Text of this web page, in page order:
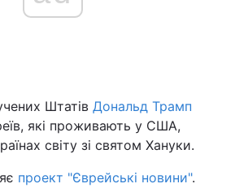
Штатів Дональд Трамп
які проживають у США,
світу зі святом Хануки.
проект "Єврейські новини".